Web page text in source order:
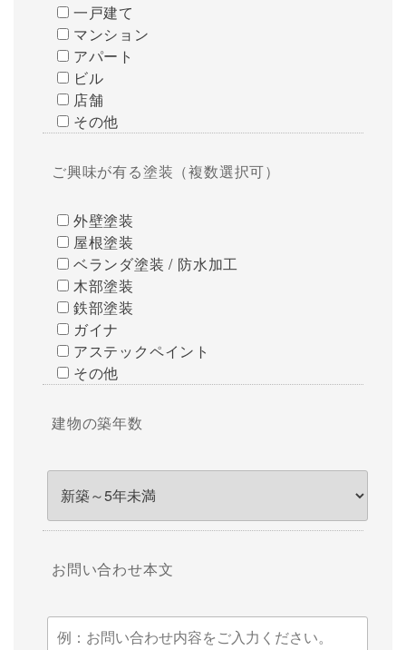
一戸建て
マンション
アパート
ビル
店舗
その他
ご興味が有る塗装（複数選択可）
外壁塗装
屋根塗装
ベランダ塗装 / 防水加工
木部塗装
鉄部塗装
ガイナ
アステックペイント
その他
建物の築年数
お問い合わせ本文